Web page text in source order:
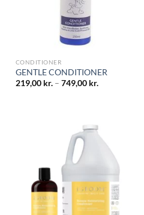
CONDITIONER
GENTLE CONDITIONER
219,00 kr.– 749,00 kr.